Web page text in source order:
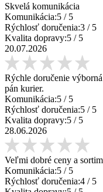
Skvelá komunikácia
Komunikácia:5 / 5
Rýchlosť doručenia:3 / 5
Kvalita dopravy:5 / 5
20.07.2026
Rýchle doručenie
pán kurier.
Komunikácia:5 / 5
Rýchlosť doručenia:5 / 5
Kvalita dopravy:5 / 5
28.06.2026
Veľmi dobré ceny a
Komunikácia:5 / 5
Rýchlosť doručenia:4 / 5